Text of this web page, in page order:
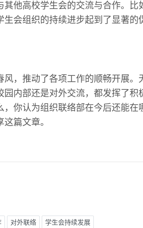
他高校学生会的交流与合作。比
会组织的持续进步起到了显著的
，推动了各项工作的顺畅开展。
内部还是对外交流，都发挥了积
你认为组织联络部在今后还能在
篇文章。
对外联络 学生会持续发展